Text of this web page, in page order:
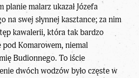
planie malarz ukazał Józefa
na swej słynnej kasztance; za nim
kawalerii, która tak bardzo
pod Komarowem, niemal
Budionnego. To iście
dwóch wodzów było częste w